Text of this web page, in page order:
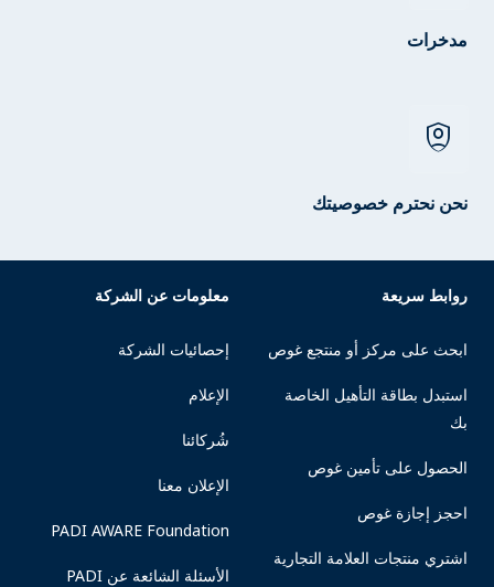
مدخرات
shield_person
نحن نحترم خصوصيتك
روابط سريعة
ابحث على مركز أو منتجع غوص
استبدل بطاقة التأهيل الخاصة
بك
الحصول على تأمين غوص
احجز إجازة غوص
اشتري منتجات العلامة التجارية
معلومات عن الشركة
إحصائيات الشركة
الإعلام
شُركائنا
الإعلان معنا
PADI AWARE Foundation
الأسئلة الشائعة عن PADI